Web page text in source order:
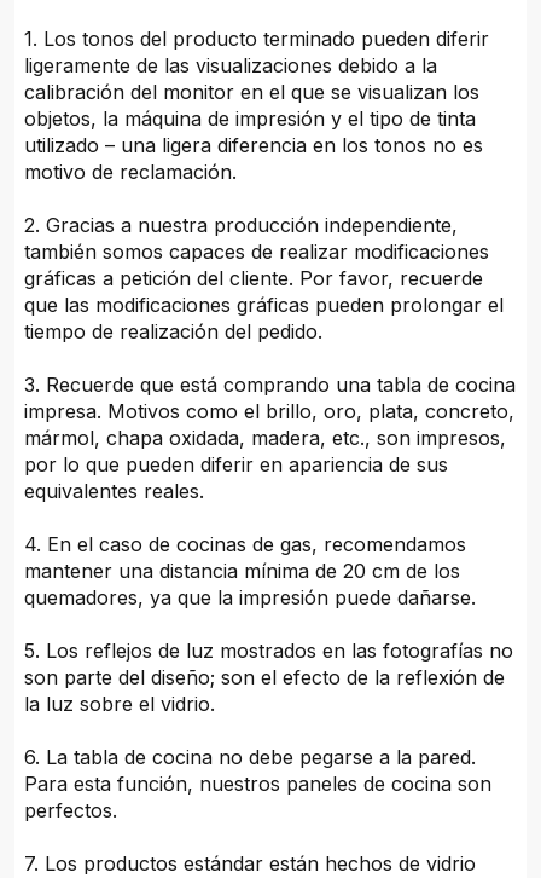
1. Los tonos del producto terminado pueden diferir
ligeramente de las visualizaciones debido a la
calibración del monitor en el que se visualizan los
objetos, la máquina de impresión y el tipo de tinta
utilizado – una ligera diferencia en los tonos no es
motivo de reclamación.
2. Gracias a nuestra producción independiente,
también somos capaces de realizar modificaciones
gráficas a petición del cliente. Por favor, recuerde
que las modificaciones gráficas pueden prolongar el
tiempo de realización del pedido.
3. Recuerde que está comprando una tabla de cocina
impresa. Motivos como el brillo, oro, plata, concreto,
mármol, chapa oxidada, madera, etc., son impresos,
por lo que pueden diferir en apariencia de sus
equivalentes reales.
4. En el caso de cocinas de gas, recomendamos
mantener una distancia mínima de 20 cm de los
quemadores, ya que la impresión puede dañarse.
5. Los reflejos de luz mostrados en las fotografías no
son parte del diseño; son el efecto de la reflexión de
la luz sobre el vidrio.
6. La tabla de cocina no debe pegarse a la pared.
Para esta función, nuestros paneles de cocina son
perfectos.
7. Los productos estándar están hechos de vidrio